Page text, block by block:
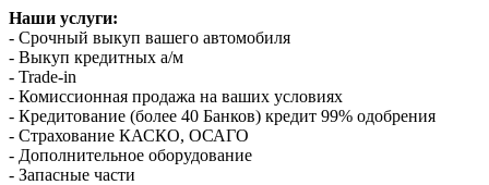
Наши услуги:
- Срочный выкуп вашего автомобиля
- Выкуп кредитных а/м
- Trade-in
- Комиссионная продажа на ваших условиях
- Кредитование (более 40 Банков) кредит 99% одобрения
- Страхование КАСКО, ОСАГО
- Дополнительное оборудование
- Запасные части